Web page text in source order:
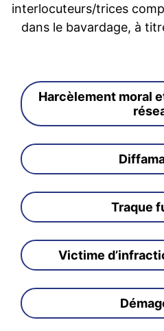
interlocuteurs/trices
dans le bavardage, à
Harcèlement moral
Traque
Victime